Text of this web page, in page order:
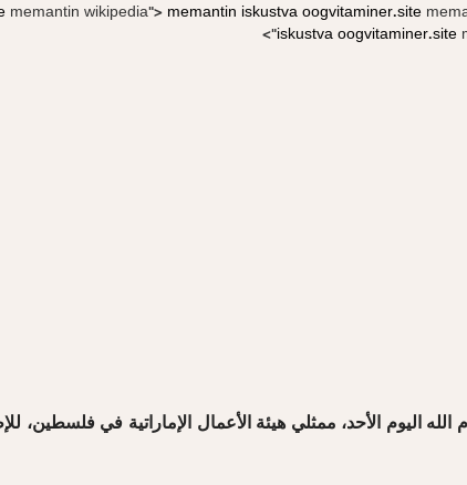
memantin wikipedia"> memantin iskustvaoogvitaminer.site
iskustvaoogvitaminer.site
اليوم الأحد، ممثلي هيئة الأعمال الإماراتية في فلسطين،